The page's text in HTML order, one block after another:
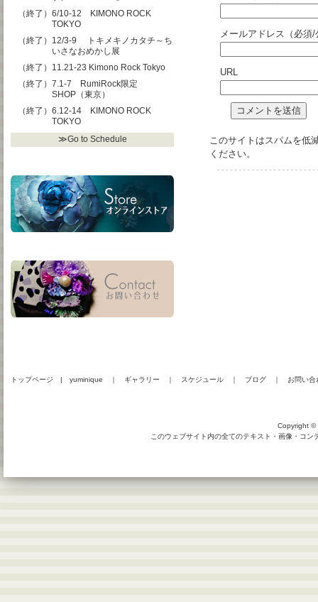
メールアドレス（必須
URL
このサイトはスパムを低
ください。
（終了）6/10-12 KIMONO ROCK
TOKYO
（終了）12/3-9 トキメキノカタチ～ち
いさなおめかし展
（終了）11.21-23 Kimono Rock Tokyo
（終了）7.1-7 RumiRock限定
SHOP（東京）
（終了）6.12-14 KIMONO ROCK
TOKYO
≫Go to Schedule
トップページ | yuminique ｜ ギャラリー ｜ スケジュール ｜ ブログ ｜ お問い合
Copyright ©
このウェブサイト内の全てのテキスト・画像・コ